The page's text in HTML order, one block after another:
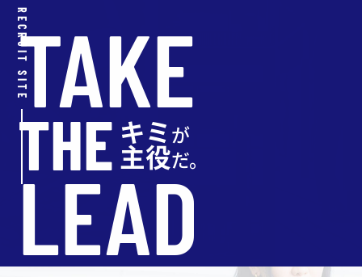
TAKE
THE
LEAD
キミ が
主役だ。
RECRUIT SITE